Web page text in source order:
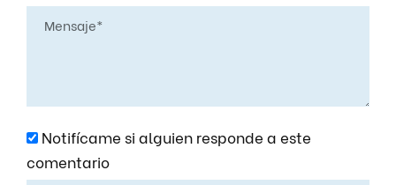
Notifícame si alguien responde a este
comentario